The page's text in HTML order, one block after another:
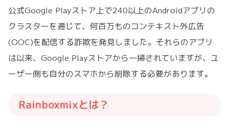
公式Google Playストア上で240以上のAndroidアプリの
クラスターを通じて、何百万ものコンテキスト外広告
(OOC)を配信する詐欺を発見しました。それらのアプリ
は以来、Google Playストアから一掃されていますが、ユ
ーザー側も自分のスマホから削除する必要があります。
Rainboxmixとは？